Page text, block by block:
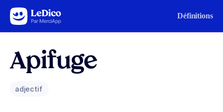
Aller au contenu Définitions
Apifuge
adjectif